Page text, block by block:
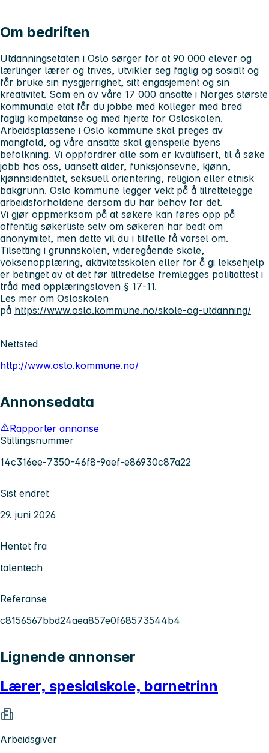
Om bedriften
Utdanningsetaten i Oslo sørger for at 90 000 elever og
lærlinger lærer og trives, utvikler seg faglig og sosialt og
får bruke sin nysgjerrighet, sitt engasjement og sin
kreativitet. Som en av våre 17 000 ansatte i Norges største
kommunale etat får du jobbe med kolleger med bred
faglig kompetanse og med hjerte for Osloskolen.
Arbeidsplassene i Oslo kommune skal preges av
mangfold, og våre ansatte skal gjenspeile byens
befolkning. Vi oppfordrer alle som er kvalifisert, til å søke
jobb hos oss, uansett alder, funksjonsevne, kjønn,
kjønnsidentitet, seksuell orientering, religion eller etnisk
bakgrunn. Oslo kommune legger vekt på å tilrettelegge
arbeidsforholdene dersom du har behov for det.
Vi gjør oppmerksom på at søkere kan føres opp på
offentlig søkerliste selv om søkeren har bedt om
anonymitet, men dette vil du i tilfelle få varsel om.
Tilsetting i grunnskolen, videregående skole,
voksenopplæring, aktivitetsskolen eller for å gi leksehjelp
er betinget av at det før tiltredelse fremlegges politiattest i
tråd med opplæringsloven § 17-11.
Les mer om Osloskolen
på https://www.oslo.kommune.no/skole-og-utdanning/
Nettsted
http://www.oslo.kommune.no/
Annonsedata
Rapporter annonse
Stillingsnummer
14c316ee-7350-46f8-9aef-e86930c87a22
Sist endret
29. juni 2026
Hentet fra
talentech
Referanse
c8156567bbd24aea857e0f68573544b4
Lignende annonser
Lærer, spesialskole, barnetrinn
Arbeidsgiver